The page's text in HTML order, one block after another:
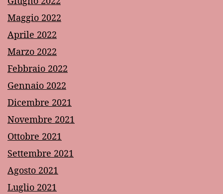
Maggio 2022
Aprile 2022
Marzo 2022
Febbraio 2022
Gennaio 2022
Dicembre 2021
Novembre 2021
Ottobre 2021
Settembre 2021
Agosto 2021
Luglio 2021